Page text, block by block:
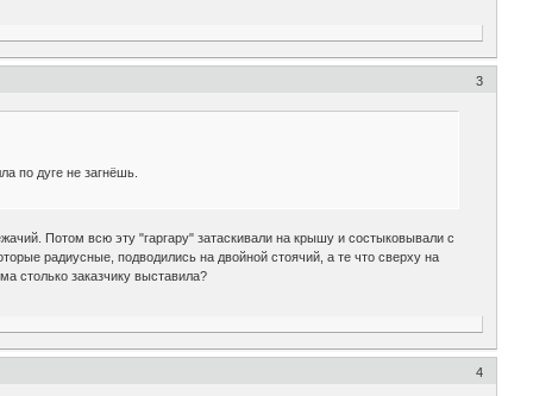
3
по дуге не загнёшь.
Потом всю эту "гаргару" затаскивали на крышу и состыковывали с
радиусные, подводились на двойной стоячий, а те что сверху на
столько заказчику выставила?
4